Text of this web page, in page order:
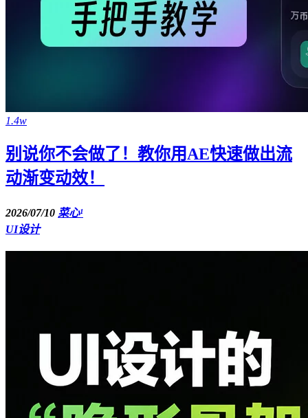
1.4w
别说你不会做了！教你用AE快速做出流
动渐变动效！
2026/07/10 菜心¹
UI设计